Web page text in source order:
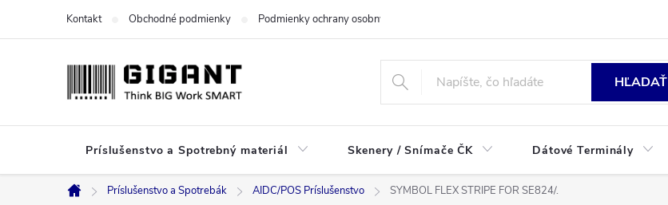
Kontakt Obchodné podmienky Podmienky ochrany osobných údajov
HĽADAŤ
Príslušenstvo a Spotrebný materiál Skenery / Snímače ČK Dátové Terminály
Domov
Príslušenstvo a Spotrebák AIDC/POS Príslušenstvo SYMBOL FLEX STRIPE FOR SE824/.